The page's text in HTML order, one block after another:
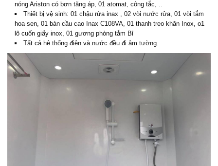
nóng Ariston có bơn tăng áp, 01 atomat, công tắc, ..
Thiết bị vệ sinh: 01 chậu rửa inax , 02 vòi nước rửa, 01 vòi tắm
hoa sen, 01 bàn cầu cao Inax C108VA, 01 thanh treo khăn Inox, o1
lô cuốn giấy inox, 01 gương phòng tắm Bỉ
Tất cả hệ thống điện và nước đều đi âm tường.